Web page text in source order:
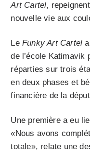
Art Cartel,
nouvelle vie aux
LeFunky Art Cartel
de l’école Katimavik
réparties sur trois
en deux phases et
financière de la
Une première a eu
«Nous avons
totale», relate une